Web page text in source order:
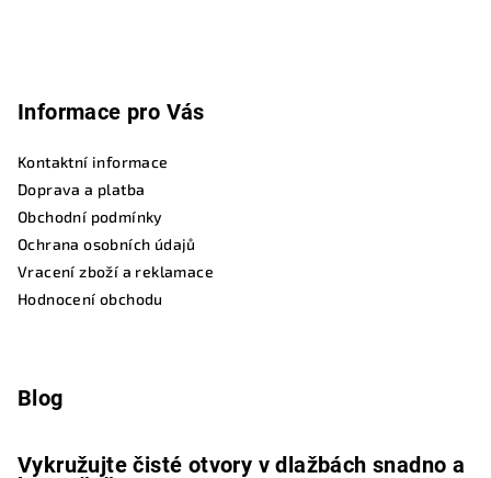
Informace pro Vás
Kontaktní informace
Doprava a platba
Obchodní podmínky
Ochrana osobních údajů
Vracení zboží a reklamace
Hodnocení obchodu
Blog
Vykružujte čisté otvory v dlažbách snadno a